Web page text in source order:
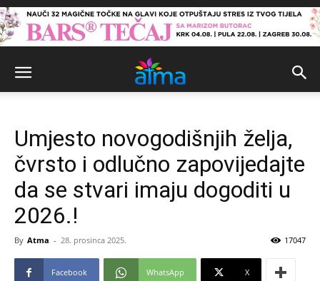
Umjesto novogodišnjih želja,
čvrsto i odlučno zapovijedajte
da se stvari imaju dogoditi u
2026.!
By Atma - 28. prosinca 2025. 17047
Facebook WhatsApp X